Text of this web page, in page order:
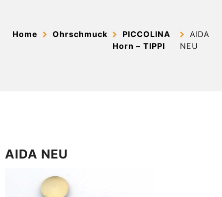
Home Ohrschmuck
PICCOLINA
Horn – TIPPI
AIDA
NEU
AIDA NEU